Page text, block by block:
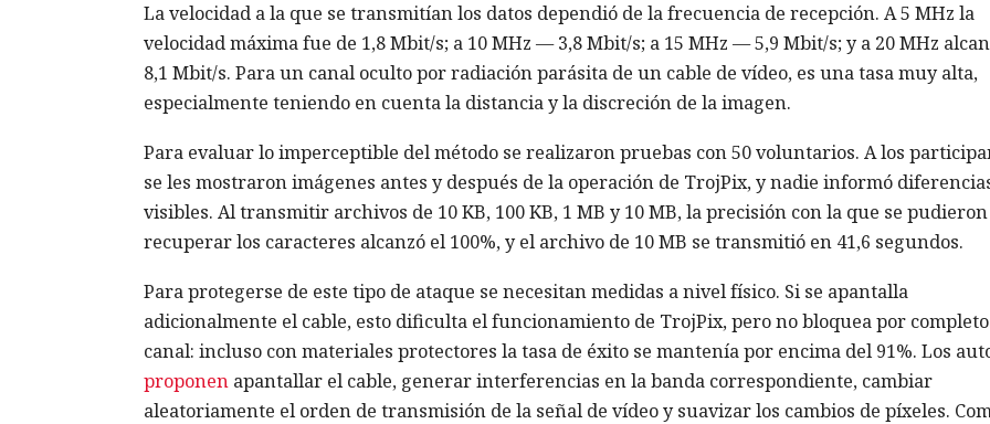
La velocidad a la que se transmitían los datos dependió de la frecuencia de recepción. A 5 MHz la
velocidad máxima fue de 1,8 Mbit/s; a 10 MHz — 3,8 Mbit/s; a 15 MHz — 5,9 Mbit/s; y a 20 MHz
8,1 Mbit/s. Para un canal oculto por radiación parásita de un cable de vídeo, es una tasa muy alta,
especialmente teniendo en cuenta la distancia y la discreción de la imagen.
Para evaluar lo imperceptible del método se realizaron pruebas con 50 voluntarios. A los
se les mostraron imágenes antes y después de la operación de TrojPix, y nadie informó
visibles. Al transmitir archivos de 10 KB, 100 KB, 1 MB y 10 MB, la precisión con la que se pudieron
recuperar los caracteres alcanzó el 100%, y el archivo de 10 MB se transmitió en 41,6 segundos.
Para protegerse de este tipo de ataque se necesitan medidas a nivel físico. Si se apantalla
adicionalmente el cable, esto dificulta el funcionamiento de TrojPix, pero no bloquea por
canal: incluso con materiales protectores la tasa de éxito se mantenía por encima del 91%. Los
proponenapantallar el cable, generar interferencias en la banda correspondiente, cambiar
aleatoriamente el orden de transmisión de la señal de vídeo y suavizar los cambios de píxeles.